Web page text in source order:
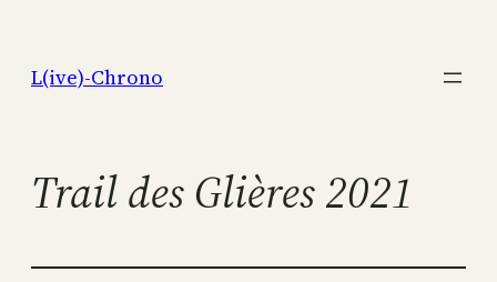
contenu
L(ive)-Chrono
Trail des Glières 2021